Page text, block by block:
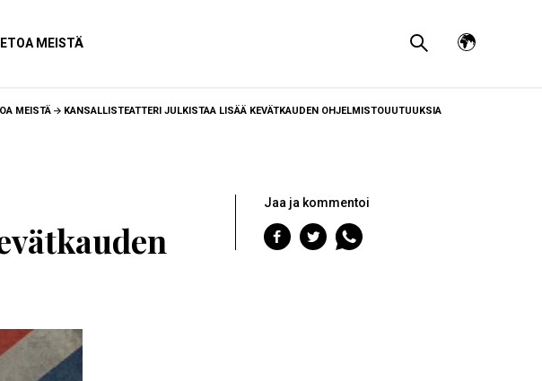
MEISTÄ
Avaa
MEISTÄ KANSALLISTEATTERI JULKISTAA LISÄÄ KEVÄTKAUDEN OHJELMISTOUUTUUKSIA
Jaa ja kommentoi
Jaa
Facebookiin
Jaa
Twitteriin
Jaa
WhatsAppiin